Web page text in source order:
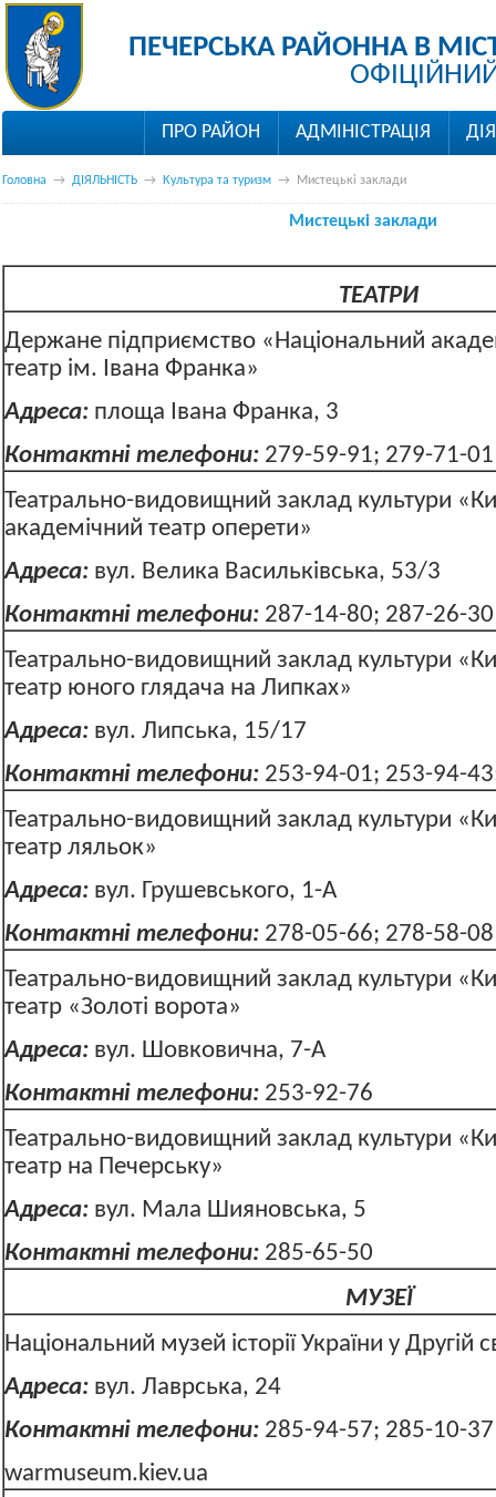
ПЕЧЕРСЬКА РАЙОННА В
ПРО РАЙОН АДМІНІСТРАЦІЯ
Головна → ДІЯЛЬНІСТЬ→ Культура та туризм→ Мистецькі заклади
Мистецькі заклади
ТЕАТРИ
Держане підприємство «Національний
театр ім. Івана Франка»
Адреса:площа Івана
Контактні телефони: 279-59-91; 279-71-01
Театрально-видовищний заклад культури
академічний театр оперети»
Адреса:вул. Велика
Контактні телефони:287-14-
Театрально-видовищний заклад культури
театр юного глядача на Липках»
Адреса:вул. Липська, 15/17
Контактні телефони:253-94-01; 253-
Театрально-видовищний заклад культури
театр ляльок»
Адреса:вул. Грушевського, 1-А
Контактні телефони:278-05-66; 278-58-08
Театрально-видовищний заклад культури
театр «Золоті ворота»
Адреса:вул. Шовковична, 7-А
Контактні телефони:253-92-76
Театрально-видовищний заклад культури
театр на Печерську»
Адреса:вул. Мала
Контактні телефони:285-65-50
МУЗЕЇ
Національний музей історії України у Другій
Адреса:вул. Лаврська, 24
Контактні телефони:285-94-57; 285-10-37
warmuseum.kiev.ua